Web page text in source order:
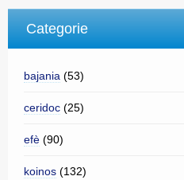
Categorie
bajania (53)
ceridoc (25)
efè (90)
koinos (132)